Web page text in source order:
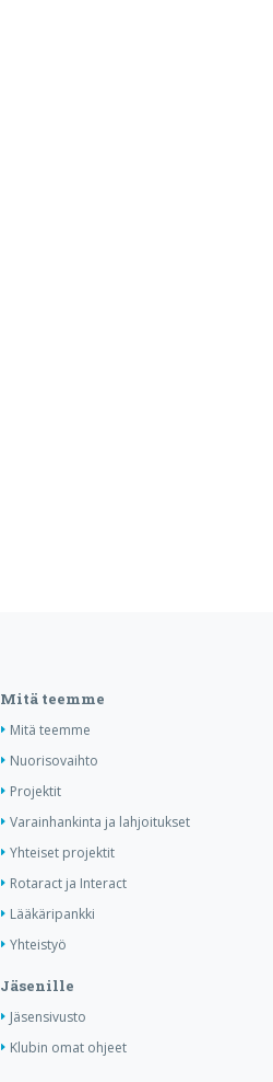
Mitä teemme
Mitä teemme
Nuorisovaihto
Projektit
Varainhankinta ja lahjoitukset
Yhteiset projektit
Rotaract ja Interact
Lääkäripankki
Yhteistyö
Jäsenille
Jäsensivusto
Klubin omat ohjeet